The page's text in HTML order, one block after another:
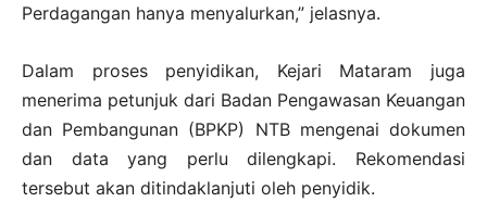
Perdagangan hanya menyalurkan,” jelasnya.
Dalam proses penyidikan, Kejari Mataram juga
menerima petunjuk dari Badan Pengawasan Keuangan
dan Pembangunan (BPKP) NTB mengenai dokumen
dan data yang perlu dilengkapi. Rekomendasi
tersebut akan ditindaklanjuti oleh penyidik.